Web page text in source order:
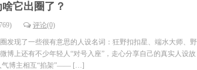
它出圈了？
评论(0)
发现了一些很有意思的人设名词：狂野扣扣星、端水大师、野
上还有不少年轻人“对号入座”，走心分享自己的真实人设故
气博主相互“掐架”—— […]